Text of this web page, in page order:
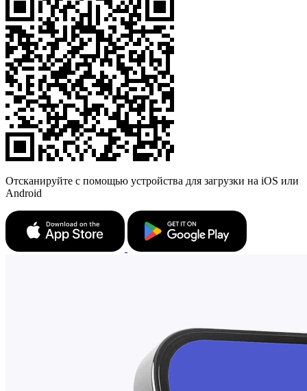
Отсканируйте с помощью устройства для загрузки на iOS или
Android